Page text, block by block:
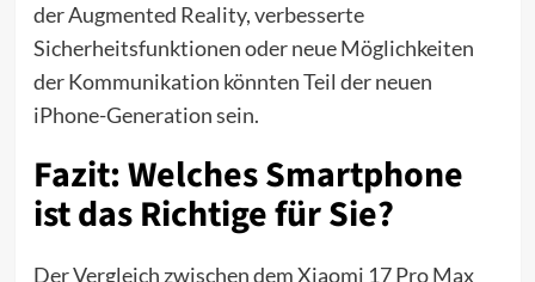
der Augmented Reality, verbesserte
Sicherheitsfunktionen oder neue Möglichkeiten
der Kommunikation könnten Teil der neuen
iPhone-Generation sein.
Fazit: Welches Smartphone
ist das Richtige für Sie?
Der Vergleich zwischen dem Xiaomi 17 Pro Max